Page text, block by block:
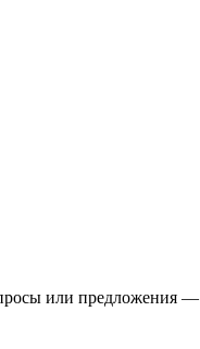
или предложения —